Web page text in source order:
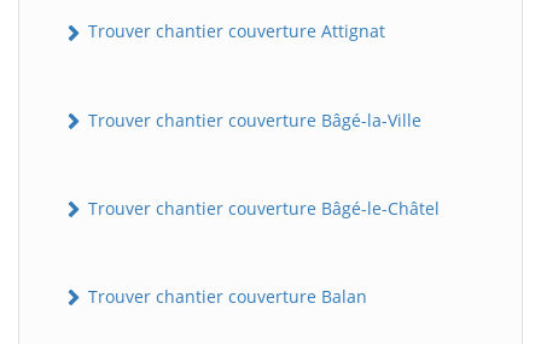
Trouver chantier couverture Attignat
Trouver chantier couverture Bâgé-la-Ville
Trouver chantier couverture Bâgé-le-Châtel
Trouver chantier couverture Balan